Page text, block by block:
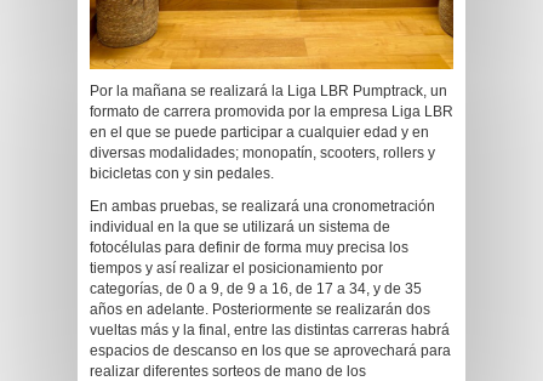
Por la mañana se realizará la Liga LBR Pumptrack, un
formato de carrera promovida por la empresa Liga LBR
en el que se puede participar a cualquier edad y en
diversas modalidades; monopatín, scooters, rollers y
bicicletas con y sin pedales.
En ambas pruebas, se realizará una cronometración
individual en la que se utilizará un sistema de
fotocélulas para definir de forma muy precisa los
tiempos y así realizar el posicionamiento por
categorías, de 0 a 9, de 9 a 16, de 17 a 34, y de 35
años en adelante. Posteriormente se realizarán dos
vueltas más y la final, entre las distintas carreras habrá
espacios de descanso en los que se aprovechará para
realizar diferentes sorteos de mano de los